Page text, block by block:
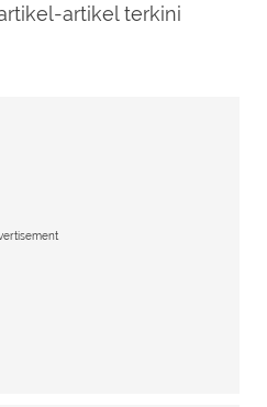
artikel terkini